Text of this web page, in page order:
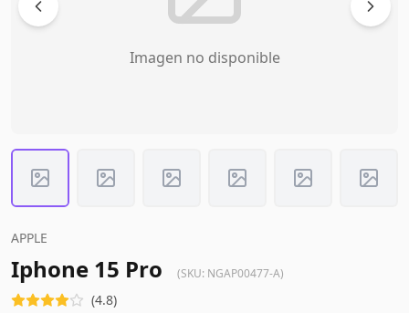
Imagen no disponible
APPLE
Iphone 15 Pro (SKU: NGAP00477-A)
(4.8)